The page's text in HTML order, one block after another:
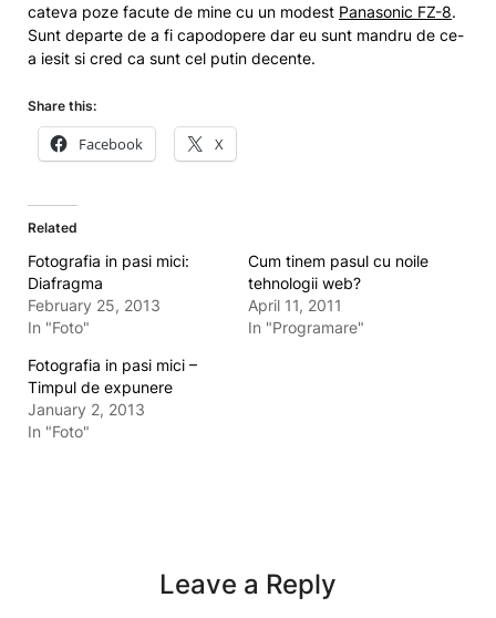
cateva poze facute de mine cu un modest Panasonic FZ-8.
Sunt departe de a fi capodopere dar eu sunt mandru de ce-
a iesit si cred ca sunt cel putin decente.
Share this:
Facebook X
Related
Fotografia in pasi mici:
Diafragma
February 25, 2013
In "Foto"
Cum tinem pasul cu noile
tehnologii web?
April 11, 2011
In "Programare"
Fotografia in pasi mici –
Timpul de expunere
January 2, 2013
In "Foto"
Leave a Reply